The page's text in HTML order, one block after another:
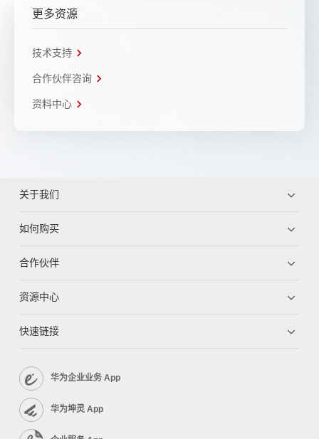
更多资源
技术支持
合作伙伴咨询
资料中心
关于我们
如何购买
合作伙伴
资源中心
快速链接
华为企业业务 App
华为坤灵 App